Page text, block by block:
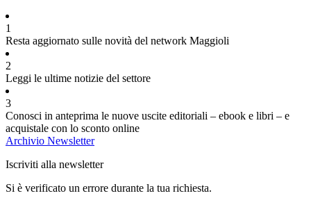
1
Resta aggiornato sulle novità del network Maggioli
2
Leggi le ultime notizie del settore
3
Conosci in anteprima le nuove uscite editoriali – ebook e libri – e
acquistale con lo sconto online
Archivio Newsletter
Iscriviti alla newsletter
Si è verificato un errore durante la tua richiesta.